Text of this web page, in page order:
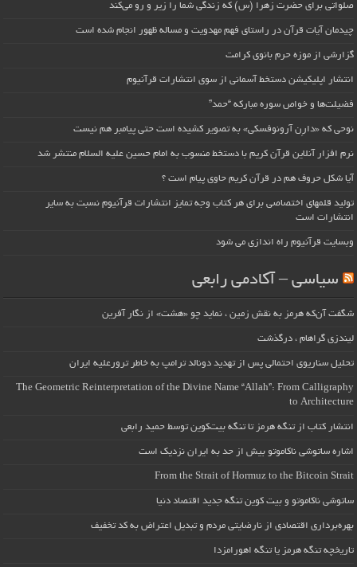
صلواتی برای حضرت زهرا (س) که زندگی شما را زیر و رو می‌کند
چیدمان آیات قرآن در راستای فهم مهدویت و مساله ظهور انجام شده است
گزارشی از موزه حرم بانوی کرامت
انتشار اپلیکیشن دستخط آسمانی از سوی انتشارات قرآنیوم
فضیلت‌ها و خواص سوره مبارکه “حمد”
نوحی که «دارِن آرونوفسکی» به تصویر کشیده است حتی پیامبر هم نیست
نرم افزار آنلاین قرآن کریم با دستخط منسوب به امام حسین علیه السلام منتشر شد
آیا شکل حروف هم در قرآن کریم حاوی پیام است ؟
تولید قلمهای اختصاصی برای هر کتاب وجه تمایز انتشارات قرآنیوم نسبت به سایر
انتشارات است
وبسایت قرآنیوم راه اندازی می شود
سیاسی – آکادمی رابعی
شگفت آن‌که هرمز به نقش زمین ، نماید چو «هشت» از نگار آفرین
لیندزی گراهام ، درگذشت
تحلیل سناریوی احتمالی پس از تهدید دونالد ترامپ به خاطر ترورعلیه ایران
The Geometric Reinterpretation of the Divine Name “Allah”: From Calligraphy
to Architecture
انتشار کتاب از تنگه هرمز تا تنگه بیت‌کوین توسط حمید رابعی
اشاره ساتوشی ناکاموتو بیش از حد به ایران نزدیک است
From the Strait of Hormuz to the Bitcoin Strait
ساتوشی ناکاموتو و بیت کوین تنگه جدید اقتصاد دنیا
بهره‌برداری اقتصادی از نارضایتی مردم و تبدیل اعتراض به کد تخفیف
تاریخچه تنگه هرمز یا تنگه اهورامزدا